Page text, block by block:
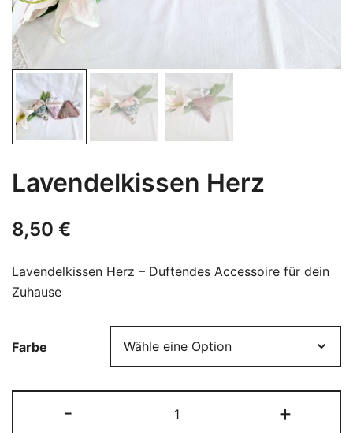
Lavendelkissen Herz
8,50 €
Lavendelkissen Herz – Duftendes Accessoire für dein
Zuhause
Farbe
-
Herz
+